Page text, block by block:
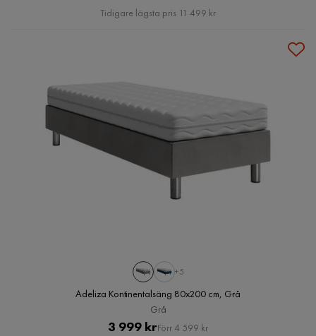
Pris
Tidigare lägsta pris 11 499 kr
+5
Adeliza Kontinentalsäng 80x200 cm, Grå
Grå
Pris
3 999 krOriginal
Förr 4 599 kr